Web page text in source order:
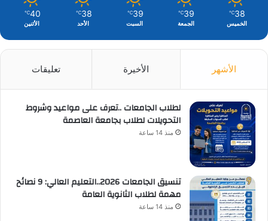
38
℃
الخميس
39
℃
الجمعة
39
℃
السبت
38
℃
الأحد
40
℃
الأثنين
الأشهر الأخيرة تعليقات
لطلاب الجامعات ..تعرف على مواعيد وشروط
التحويلات لطلاب بجامعة العاصمة
منذ 14 ساعة
تنسيق الجامعات 2026..التعليم العالي: 9 نصائح
مهمة لطلاب الثانوية العامة
منذ 14 ساعة